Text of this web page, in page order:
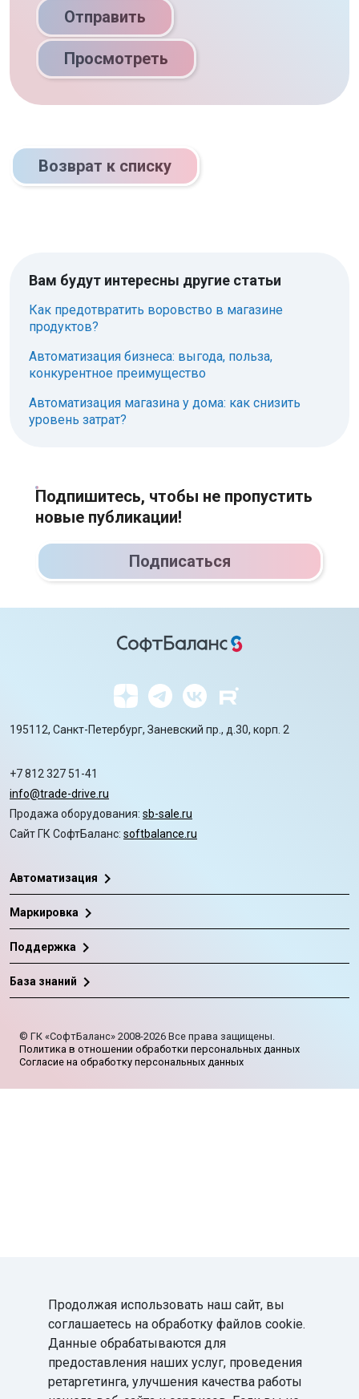
Отправить
Просмотреть
Возврат к списку
Вам будут интересны другие статьи
Как предотвратить воровство в магазине
продуктов?
Автоматизация бизнеса: выгода, польза,
конкурентное преимущество
Автоматизация магазина у дома: как снизить
уровень затрат?
Подпишитесь, чтобы не пропустить
новые публикации!
Подписаться
195112, Санкт-Петербург, Заневский пр., д.30, корп. 2
+7 812 327 51-41
info@trade-drive.ru
Продажа оборудования: sb-sale.ru
Сайт ГК СофтБаланс: softbalance.ru
Автоматизация chevron_right
Маркировка chevron_right
Поддержка chevron_right
База знаний chevron_right
© ГК «СофтБаланс» 2008-2026 Все права защищены.
Политика в отношении обработки персональных данных
Согласие на обработку персональных данных
Продолжая использовать наш сайт, вы
соглашаетесь на обработку файлов cookie.
Данные обрабатываются для
предоставления наших услуг, проведения
ретаргетинга, улучшения качества работы